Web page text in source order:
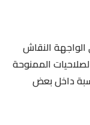
الواجهة النقاش
الممنوحة
داخل بعض